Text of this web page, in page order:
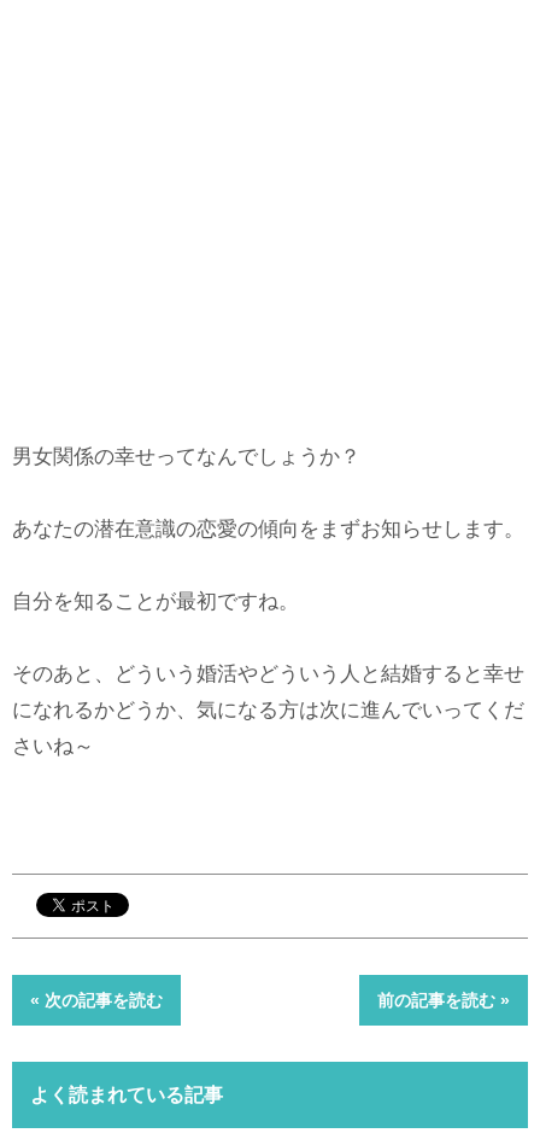
男女関係の幸せってなんでしょうか？
あなたの潜在意識の恋愛の傾向をまずお知らせします。
自分を知ることが最初ですね。
そのあと、どういう婚活やどういう人と結婚すると幸せ
になれるかどうか、気になる方は次に進んでいってくだ
さいね～
« 次の記事を読む 前の記事を読む »
よく読まれている記事